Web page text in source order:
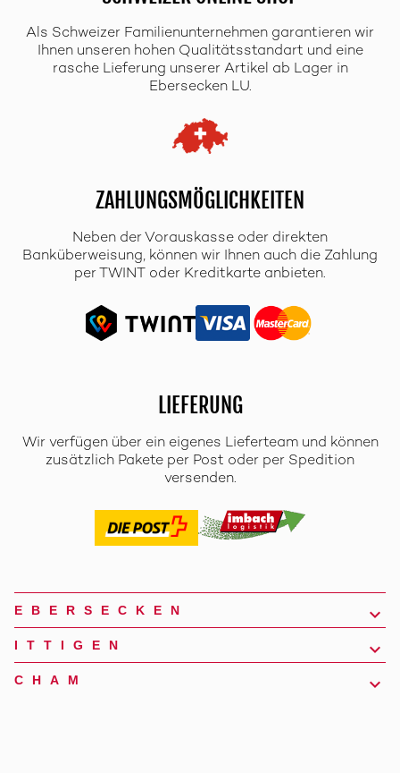
Als Schweizer Familienunternehmen garantieren wir
Ihnen unseren hohen Qualitätsstandart und eine
rasche Lieferung unserer Artikel ab Lager in
Ebersecken LU.
ZAHLUNGSMÖGLICHKEITEN
Neben der Vorauskasse oder direkten
Banküberweisung, können wir Ihnen auch die Zahlung
per TWINT oder Kreditkarte anbieten.
LIEFERUNG
Wir verfügen über ein eigenes Lieferteam und können
zusätzlich Pakete per Post oder per Spedition
versenden.
EBERSECKEN
ITTIGEN
CHAM